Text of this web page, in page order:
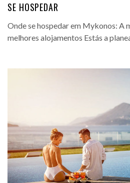
SE HOSPEDAR
Onde se hospedar em Mykonos: A
melhores alojamentos Estás a